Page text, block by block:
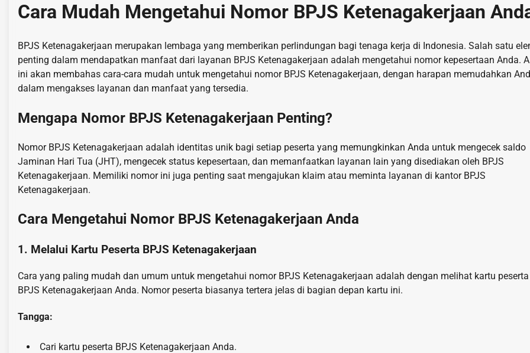
Cara Mudah Mengetahui Nomor BPJS Ketenagakerjaan
BPJS Ketenagakerjaan merupakan lembaga yang memberikan perlindungan bagi tenaga kerja di Indonesia. Salah satu
penting dalam mendapatkan manfaat dari layanan BPJS Ketenagakerjaan adalah mengetahui nomor kepesertaan Anda.
ini akan membahas cara-cara mudah untuk mengetahui nomor BPJS Ketenagakerjaan, dengan harapan memudahkan
dalam mengakses layanan dan manfaat yang tersedia.
Mengapa Nomor BPJS Ketenagakerjaan Penting?
Nomor BPJS Ketenagakerjaan adalah identitas unik bagi setiap peserta yang memungkinkan Anda untuk mengecek saldo
Jaminan Hari Tua (JHT), mengecek status kepesertaan, dan memanfaatkan layanan lain yang disediakan oleh BPJS
Ketenagakerjaan. Memiliki nomor ini juga penting saat mengajukan klaim atau meminta layanan di kantor BPJS
Ketenagakerjaan.
Cara Mengetahui Nomor BPJS Ketenagakerjaan Anda
1. Melalui Kartu Peserta BPJS Ketenagakerjaan
Cara yang paling mudah dan umum untuk mengetahui nomor BPJS Ketenagakerjaan adalah dengan melihat kartu peserta
BPJS Ketenagakerjaan Anda. Nomor peserta biasanya tertera jelas di bagian depan kartu ini.
Tangga:
Cari kartu peserta BPJS Ketenagakerjaan Anda.